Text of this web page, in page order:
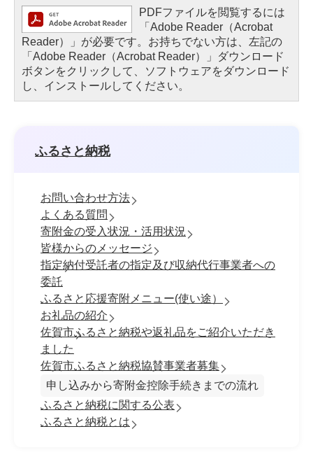
PDFファイルを閲覧するには
「Adobe Reader（Acrobat
Reader）」が必要です。お持ちでない方は、左記の
「Adobe Reader（Acrobat Reader）」ダウンロード
ボタンをクリックして、ソフトウェアをダウンロード
し、インストールしてください。
ふるさと納税
お問い合わせ方法
よくある質問
寄附金の受入状況・活用状況
皆様からのメッセージ
指定納付受託者の指定及び収納代行事業者への
委託
ふるさと応援寄附メニュー(使い途）
お礼品の紹介
佐賀市ふるさと納税や返礼品をご紹介いただき
ました
佐賀市ふるさと納税協賛事業者募集
申し込みから寄附金控除手続きまでの流れ
ふるさと納税に関する公表
ふるさと納税とは